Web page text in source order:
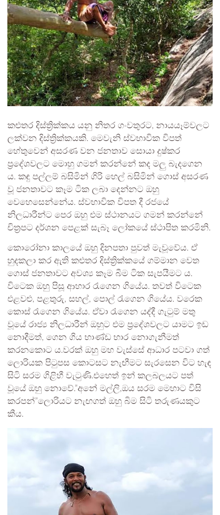
කළුතර දිස්ත්‍රික්කය යනු නිතර ගංවතුරට, නායයෑම්වලට
ලක්වන දිස්ත්‍රික්කයකි. මෙවැනි ස්වභාවික විපත්
හේතුවෙන් අසරණ වන ජනතාව සොයා දුෂ්කර
ප්‍රදේශවලට මොහු ගමන් කරන්නේ කද මලු බැදගෙන
ය. කඳු පල්ලම් බසිමින් ගිරි හෙල් බසිමින් ගොස් අසරණ
වූ ජනතාවට කෑම ටික ලබා දෙන්නට ඔහු
වෙහෙසෙන්නේය. ස්වභාවික විපත දී රජයේ
නිලධාරීන්ට පෙර ඔහු එම ස්ථානයට ගමන් කරන්නේ
චිත්‍රපට දර්ශන පෙළක් සැබෑ ලෝකයේ ස්ථාපිත කරමිනි.
කොරෝනා කාලයේ ඔහු දිනපතා පුවත් මැවූවේය. ඒ
හුදකලා කර ඇති කළුතර දිස්ත්‍රික්කයේ ගම්මාන වෙත
ගොස් ජනතාවට අවශ්‍ය කෑම බීම ටික සැපයීමට ය.
විටෙක ඔහු පිසූ ආහාර රැගෙන ගියේය. තවත් විටෙක
එළවළු, පළතුරු, සහල්, පොල් රැගෙන ගියේය. වරෙක
කොස් රැගෙන ගියේය. ඒවා රැගෙන යද්දී ගැටුම් මතු
වූයේ රාජ්‍ය නිලධාරීන් ඔහුට එම ප්‍රදේශවලට යාමට ඉඩ
නොදීමත්, ගෙන ගිය භාණ්ඩ භාර නොගැනීමත්
කරනකොට ය.වරක් ඔහු මහ වැස්සේ ආධාර පටවා ගත්
ලොරියක පිටුපස කොටසට නැඟීමට සැරසෙන විට හැඳ
සිටි සරම ගිළිහී වැටුණි.එහෙත් ඉන් කලබලයට පත්
වූයේ ඔහු නොවේ.”අනේ මල්ලි,ඔය සරම මෙහාට විසි
කරපන්”ලොරියට නැඟගත් ඔහු බිම සිටි තරුණයකුට
කීය.